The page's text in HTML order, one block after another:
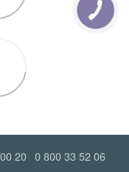
20 0 800 33 52 06